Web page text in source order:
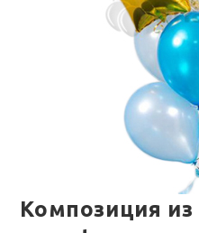
Композиция